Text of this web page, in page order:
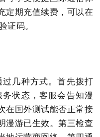
定期充值续费，可以在
证码。
几种方式。首先拨打
状态，客服会告知漫
在国外测试能否正常接
漫游已生效。第三检查